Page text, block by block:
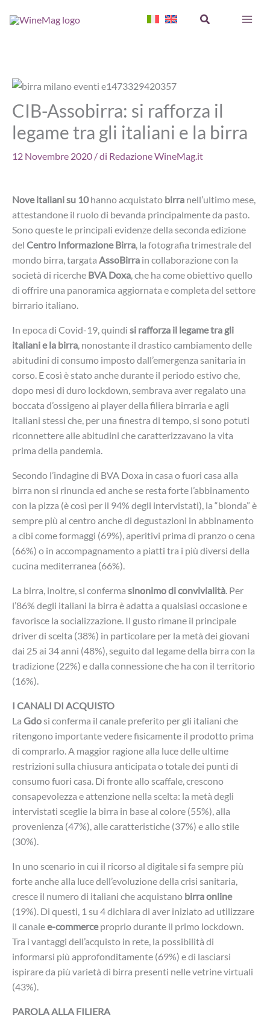
Cerca
CIB-Assobirra: si rafforza il
legame tra gli italiani e la birra
12 Novembre 2020 / di Redazione WineMag.it
Nove italiani su 10hanno acquistato birra nell’ultimo mese,
attestandone il ruolo di bevanda principalmente da pasto.
Sono queste le principali evidenze della seconda edizione
del Centro Informazione Birra, la fotografia trimestrale del
mondo birra, targata AssoBirra in collaborazione con la
società di ricerche BVA Doxa, che ha come obiettivo quello
di offrire una panoramica aggiornata e completa del settore
birrario italiano.
In epoca di Covid-19, quindi si rafforza il legame tra gli
italiani e la birra, nonostante il drastico cambiamento delle
abitudini di consumo imposto dall’emergenza sanitaria in
corso. E così è stato anche durante il periodo estivo che,
dopo mesi di duro lockdown, sembrava aver regalato una
boccata d’ossigeno ai player della filiera birraria e agli
italiani stessi che, per una finestra di tempo, si sono potuti
riconnettere alle abitudini che caratterizzavano la vita
prima della pandemia.
Secondo l’indagine di BVA Doxa in casa o fuori casa alla
birra non si rinuncia ed anche se resta forte l’abbinamento
con la pizza (è così per il 94% degli intervistati), la “bionda” è
sempre più al centro anche di degustazioni in abbinamento
a cibi come formaggi (69%), aperitivi prima di pranzo o cena
(66%) o in accompagnamento a piatti tra i più diversi della
cucina mediterranea (66%).
La birra, inoltre, si conferma sinonimo di convivialità. Per
l’86% degli italiani la birra è adatta a qualsiasi occasione e
favorisce la socializzazione. Il gusto rimane il principale
driver di scelta (38%) in particolare per la metà dei giovani
dai 25 ai 34 anni (48%), seguito dal legame della birra con la
tradizione (22%) e dalla connessione che ha con il territorio
(16%).
I CANALI DI ACQUISTO
La Gdosi conferma il canale preferito per gli italiani che
ritengono importante vedere fisicamente il prodotto prima
di comprarlo. A maggior ragione alla luce delle ultime
restrizioni sulla chiusura anticipata o totale dei punti di
consumo fuori casa. Di fronte allo scaffale, crescono
consapevolezza e attenzione nella scelta: la metà degli
intervistati sceglie la birra in base al colore (55%), alla
provenienza (47%), alle caratteristiche (37%) e allo stile
(30%).
In uno scenario in cui il ricorso al digitale si fa sempre più
forte anche alla luce dell’evoluzione della crisi sanitaria,
cresce il numero di italiani che acquistano birra online
(19%). Di questi, 1 su 4 dichiara di aver iniziato ad utilizzare
il canalee-commerceproprio durante il primo lockdown.
Tra i vantaggi dell’acquisto in rete, la possibilità di
informarsi più approfonditamente (69%) e di lasciarsi
ispirare da più varietà di birra presenti nelle vetrine virtuali
(43%).
PAROLA ALLA FILIERA